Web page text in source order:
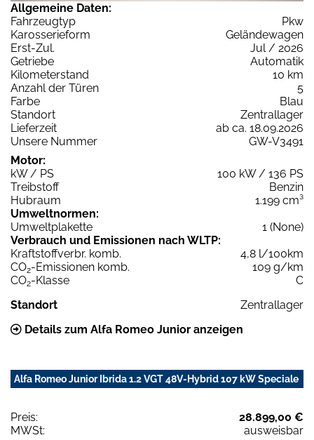
Allgemeine Daten:
Fahrzeugtyp
Pkw
Karosserieform
Geländewagen
Erst-Zul.
Jul / 2026
Getriebe
Automatik
Kilometerstand
10 km
Anzahl der Türen
5
Farbe
Blau
Standort
Zentrallager
Lieferzeit
ab ca. 18.09.2026
Unsere Nummer
GW-V3491
Motor:
kW / PS
100 kW / 136 PS
Treibstoff
Benzin
Hubraum
1.199 cm³
Umweltnormen:
Umweltplakette
1 (None)
Verbrauch und Emissionen nach WLTP:
Kraftstoffverbr. komb.
4,8 l/100km
CO2-Emissionen komb.
109 g/km
CO2-Klasse
C
Standort
Zentrallager
Details zum Alfa Romeo Junior anzeigen
Alfa Romeo Junior Ibrida 1.2 VGT 48V-Hybrid 107 kW Speciale
Preis:
28.899,00 €
MWSt:
ausweisbar